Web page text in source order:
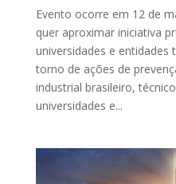
Evento ocorre em 12 de
quer aproximar iniciativa
universidades e entidades
torno de ações de
industrial brasileiro,
universidades e...